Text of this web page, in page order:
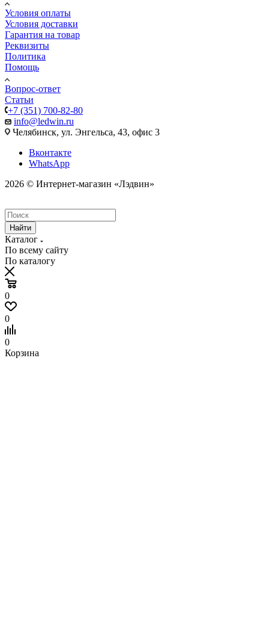
Условия оплаты
Условия доставки
Гарантия на товар
Реквизиты
Политика
Помощь
Вопрос-ответ
Статьи
+7 (351) 700-82-80
info@ledwin.ru
Челябинск, ул. Энгельса, 43, офис 3
Вконтакте
WhatsApp
2026 © Интернет-магазин «Лэдвин»
Найти
Каталог
По всему сайту
По каталогу
0
0
0
Корзина